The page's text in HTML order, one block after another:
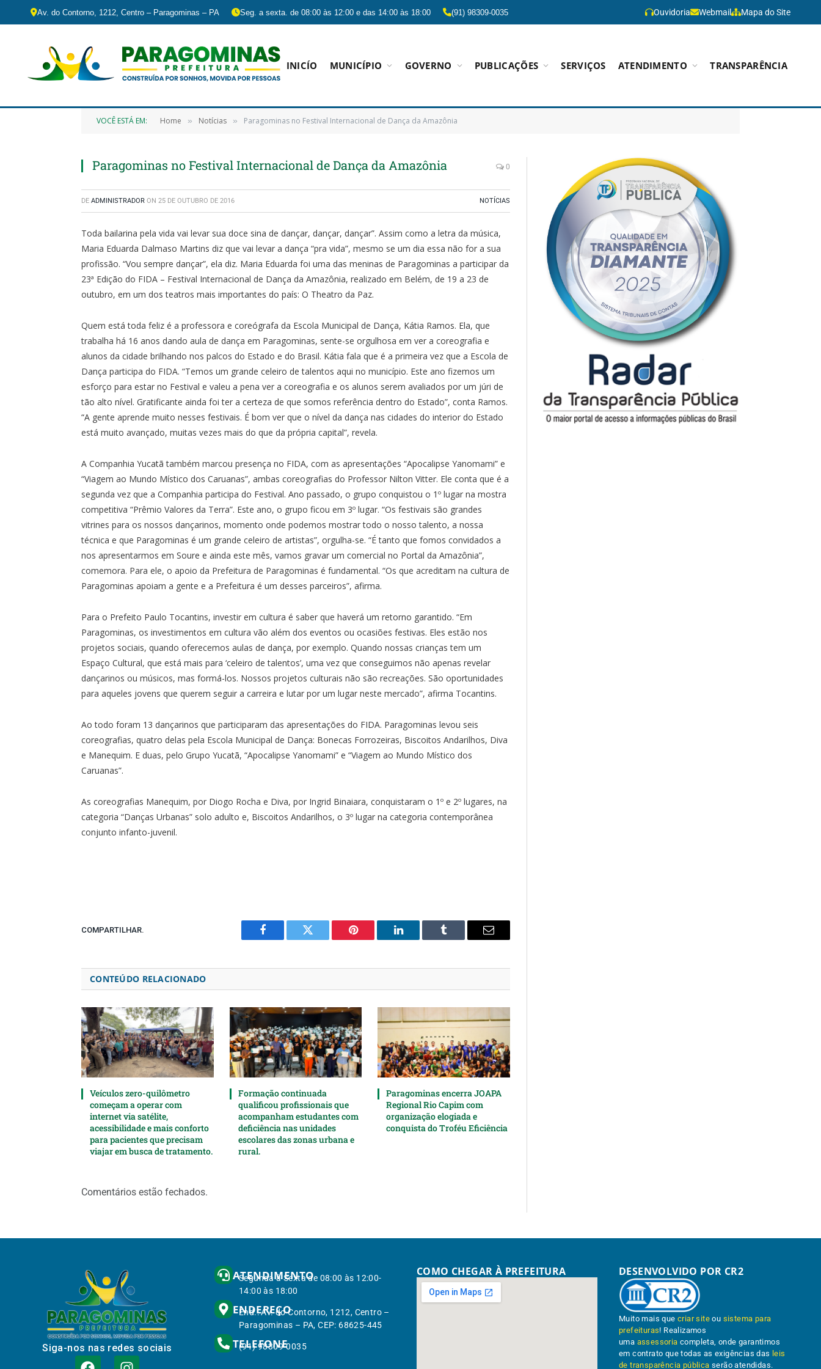
Av. do Contorno, 1212, Centro – Paragominas – PA Seg. a sexta. de 08:00 às 12:00 e das 14:00 às 18:00 (91) 98309-0035 Ouvidoria Webmail Mapa do Site
INICÍO MUNICÍPIO GOVERNO PUBLICAÇÕES SERVIÇOS ATENDIMENTO TRANSPARÊNCIA
VOCÊ ESTÁ EM: Home » Notícias » Paragominas no Festival Internacional de Dança da Amazônia
Paragominas no Festival Internacional de Dança da Amazônia 0
DE ADMINISTRADOR ON 25 DE OUTUBRO DE 2016 NOTÍCIAS
Toda bailarina pela vida vai levar sua doce sina de dançar, dançar, dançar”. Assim como a letra da música,
Maria Eduarda Dalmaso Martins diz que vai levar a dança “pra vida”, mesmo se um dia essa não for a sua
profissão. “Vou sempre dançar”, ela diz. Maria Eduarda foi uma das meninas de Paragominas a participar da
23ª Edição do FIDA – Festival Internacional de Dança da Amazônia, realizado em Belém, de 19 a 23 de
outubro, em um dos teatros mais importantes do país: O Theatro da Paz.
Quem está toda feliz é a professora e coreógrafa da Escola Municipal de Dança, Kátia Ramos. Ela, que
trabalha há 16 anos dando aula de dança em Paragominas, sente-se orgulhosa em ver a coreografia e
alunos da cidade brilhando nos palcos do Estado e do Brasil. Kátia fala que é a primeira vez que a Escola de
Dança participa do FIDA. “Temos um grande celeiro de talentos aqui no município. Este ano fizemos um
esforço para estar no Festival e valeu a pena ver a coreografia e os alunos serem avaliados por um júri de
tão alto nível. Gratificante ainda foi ter a certeza de que somos referência dentro do Estado”, conta Ramos.
“A gente aprende muito nesses festivais. É bom ver que o nível da dança nas cidades do interior do Estado
está muito avançado, muitas vezes mais do que da própria capital”, revela.
A Companhia Yucatã também marcou presença no FIDA, com as apresentações “Apocalipse Yanomami” e
“Viagem ao Mundo Místico dos Caruanas”, ambas coreografias do Professor Nilton Vitter. Ele conta que é a
segunda vez que a Companhia participa do Festival. Ano passado, o grupo conquistou o 1º lugar na mostra
competitiva “Prêmio Valores da Terra”. Este ano, o grupo ficou em 3º lugar. “Os festivais são grandes
vitrines para os nossos dançarinos, momento onde podemos mostrar todo o nosso talento, a nossa
técnica e que Paragominas é um grande celeiro de artistas”, orgulha-se. “É tanto que fomos convidados a
nos apresentarmos em Soure e ainda este mês, vamos gravar um comercial no Portal da Amazônia”,
comemora. Para ele, o apoio da Prefeitura de Paragominas é fundamental. “Os que acreditam na cultura de
Paragominas apoiam a gente e a Prefeitura é um desses parceiros”, afirma.
Para o Prefeito Paulo Tocantins, investir em cultura é saber que haverá um retorno garantido. “Em
Paragominas, os investimentos em cultura vão além dos eventos ou ocasiões festivas. Eles estão nos
projetos sociais, quando oferecemos aulas de dança, por exemplo. Quando nossas crianças tem um
Espaço Cultural, que está mais para ‘celeiro de talentos’, uma vez que conseguimos não apenas revelar
dançarinos ou músicos, mas formá-los. Nossos projetos culturais não são recreações. São oportunidades
para aqueles jovens que querem seguir a carreira e lutar por um lugar neste mercado”, afirma Tocantins.
Ao todo foram 13 dançarinos que participaram das apresentações do FIDA. Paragominas levou seis
coreografias, quatro delas pela Escola Municipal de Dança: Bonecas Forrozeiras, Biscoitos Andarilhos, Diva
e Manequim. E duas, pelo Grupo Yucatã, “Apocalipse Yanomami” e “Viagem ao Mundo Místico dos
Caruanas”.
As coreografias Manequim, por Diogo Rocha e Diva, por Ingrid Binaiara, conquistaram o 1º e 2º lugares, na
categoria “Danças Urbanas” solo adulto e, Biscoitos Andarilhos, o 3º lugar na categoria contemporânea
conjunto infanto-juvenil.
COMPARTILHAR.
Facebook Twitter Pinterest LinkedIn Tumblr Email
CONTEÚDO RELACIONADO
Veículos zero-quilômetro
começam a operar com
internet via satélite,
acessibilidade e mais conforto
para pacientes que precisam
viajar em busca de tratamento.
Formação continuada
qualificou profissionais que
acompanham estudantes com
deficiência nas unidades
escolares das zonas urbana e
rural.
Paragominas encerra JOAPA
Regional Rio Capim com
organização elogiada e
conquista do Troféu Eficiência
Comentários estão fechados.
Siga-nos nas redes sociais
ATENDIMENTO
Segunda à Sexta de 08:00 às 12:00-
14:00 às 18:00
ENDEREÇO
End.: Av. do Contorno, 1212, Centro –
Paragominas – PA, CEP: 68625-445
TELEFONE
(91) 98309-0035
COMO CHEGAR À PREFEITURA DESENVOLVIDO POR CR2
Muito mais quecriar site ou sistema para
prefeituras! Realizamos
uma assessoria completa, onde garantimos
em contrato que todas as exigências das leis
de transparência pública serão atendidas.